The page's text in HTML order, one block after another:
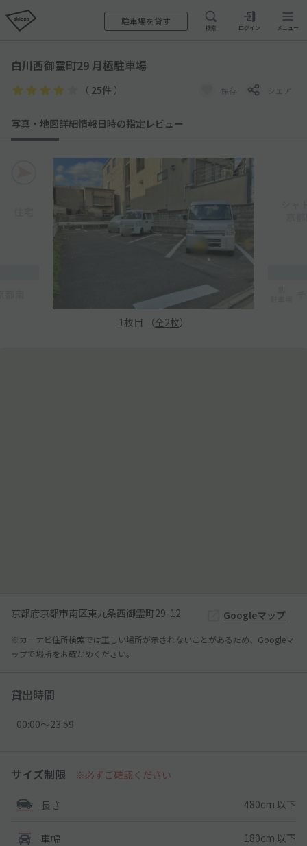
駐車場を貸す
検索 ログイン メニュー
白川西御霊町29 月極駐車場
（ 25件 ） 保存 シェア
写真・地図詳細情報日時の指定 レビュー
1 枚目 （全2枚）
京都府京都市南区東九条西御霊町29-12 Googleマップ
※カーナビ住所検索では正しい場所が示されないことがあるため、Googleマ
ップで場所をお確かめください。
貸出時間
00:00〜23:59
サイズ制限 ※必ずご確認ください
長さ 480cm 以下
車幅 180cm 以下